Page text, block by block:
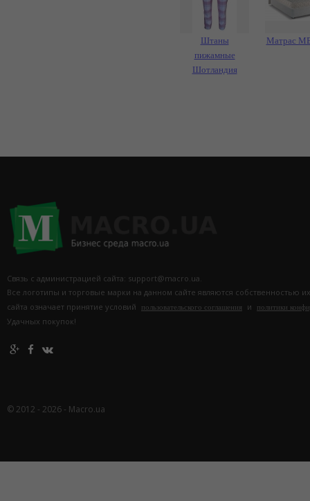
Штаны
пижамные
Шотландия
Матрас
Связь с администрацией сайта: support@macro.ua.
Все логотипы и торговые марки на данном сайте являются собственностью
сайта означает принятие условий
пользовательского соглашения и политики
Удачных покупок!
© 2012 - 2026 - Macro.ua